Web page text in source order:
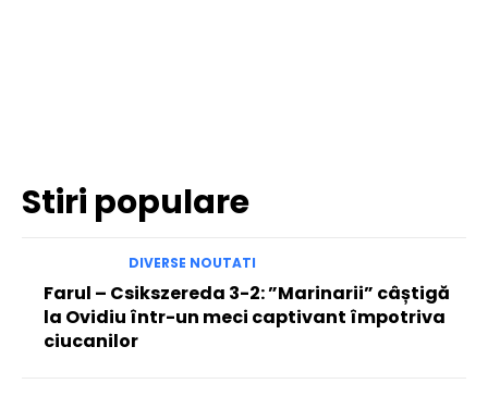
Stiri populare
DIVERSE NOUTATI
Farul – Csikszereda 3-2: ”Marinarii” câștigă
la Ovidiu într-un meci captivant împotriva
ciucanilor